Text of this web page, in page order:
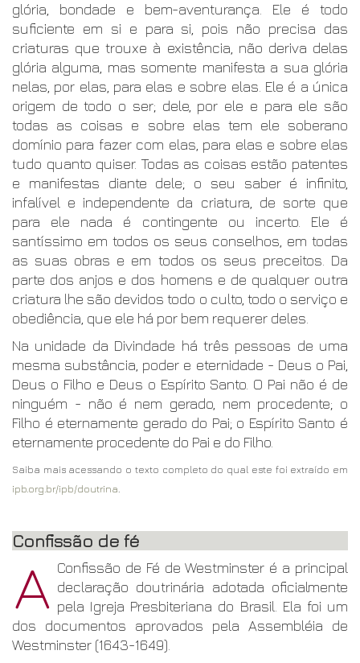
glória, bondade e bem-aventurança. Ele é todo
suficiente em si e para si, pois não precisa das
criaturas que trouxe à existência, não deriva delas
glória alguma, mas somente manifesta a sua glória
nelas, por elas, para elas e sobre elas. Ele é a única
origem de todo o ser; dele, por ele e para ele são
todas as coisas e sobre elas tem ele soberano
domínio para fazer com elas, para elas e sobre elas
tudo quanto quiser. Todas as coisas estão patentes
e manifestas diante dele; o seu saber é infinito,
infalível e independente da criatura, de sorte que
para ele nada é contingente ou incerto. Ele é
santíssimo em todos os seus conselhos, em todas
as suas obras e em todos os seus preceitos. Da
parte dos anjos e dos homens e de qualquer outra
criatura lhe são devidos todo o culto, todo o serviço e
obediência, que ele há por bem requerer deles.
Na unidade da Divindade há três pessoas de uma
mesma substância, poder e eternidade - Deus o Pai,
Deus o Filho e Deus o Espírito Santo. O Pai não é de
ninguém - não é nem gerado, nem procedente; o
Filho é eternamente gerado do Pai; o Espírito Santo é
eternamente procedente do Pai e do Filho.
Saiba mais acessando o texto completo do qual este foi extraído em
ipb.org.br/ipb/doutrina.
Confissão de fé
A Confissão de Fé de Westminster é a principal
declaração doutrinária adotada oficialmente
pela Igreja Presbiteriana do Brasil. Ela foi um
dos documentos aprovados pela Assembléia de
Westminster (1643-1649).